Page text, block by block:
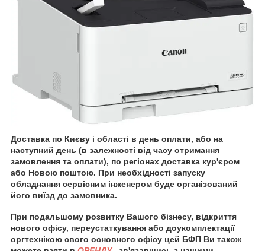
Доставка по Києву і області в день оплати, або на
наступний день (в залежності від часу отримання
замовлення та оплати), по регіонах доставка кур'єром
або Новою поштою. При необхідності запуску
обладнання сервісним інженером буде організований
його виїзд до замовника.
При подальшому розвитку Вашого бізнесу, відкриття
нового офісу, переустаткування або доукомплектації
оргтехнікою свого основного офісу цей БФП Ви також